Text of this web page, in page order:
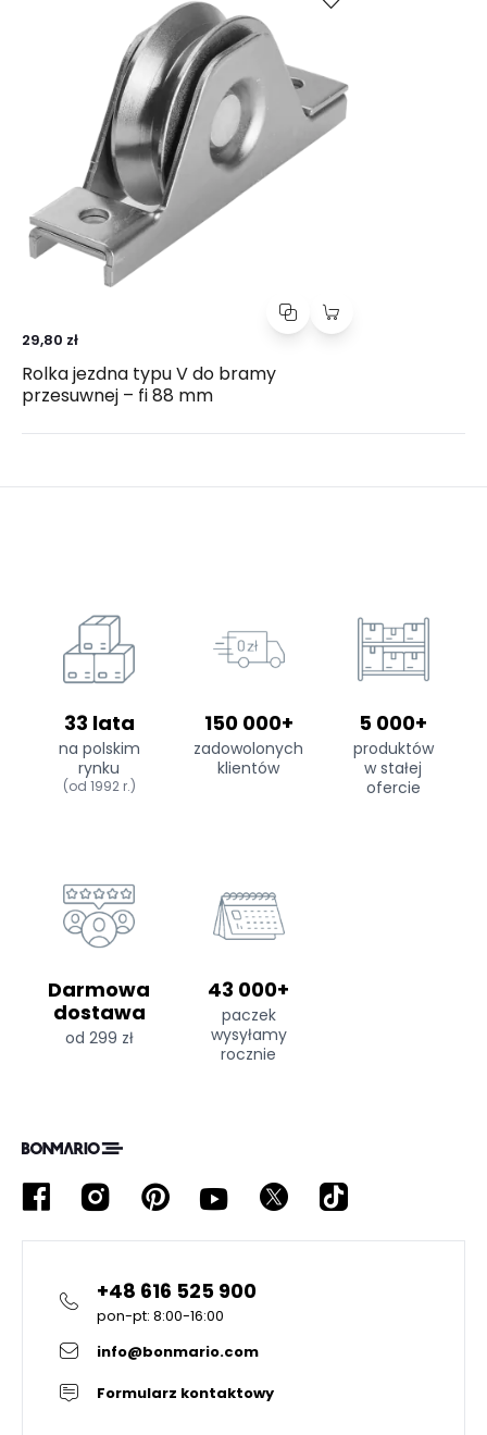
29,80 zł
Rolka jezdna typu V do bramy
przesuwnej – fi 88 mm
33 lata
na polskim
rynku
(od 1992 r.)
150 000+
zadowolonych
klientów
5 000+
produktów
w stałej
ofercie
Darmowa
dostawa
od 299 zł
43 000+
paczek
wysyłamy
rocznie
+48 616 525 900
pon-pt: 8:00-16:00
info@bonmario.com
Formularz kontaktowy